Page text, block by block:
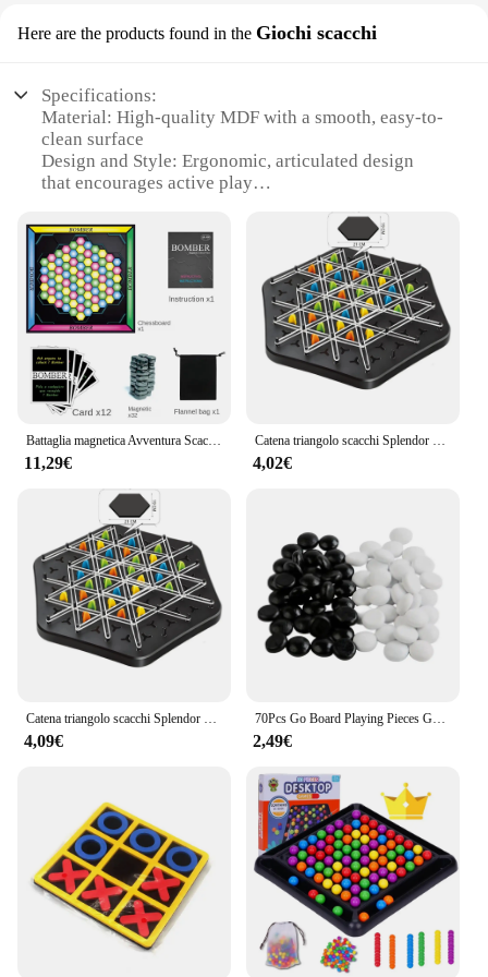
Here are the products found in the Giochi scacchi
Specifications:
Material: High-quality MDF with a smooth, easy-to-
clean surface
Design and Style: Ergonomic, articulated design
that encourages active play
other board games
Performance and Property: Durable construction
withstands rigorous play
Parts and Accessories: Includes a set of chess pieces
and a storage compartment
Applicable People: Designed for children aged 3-12
years
Features:
|Articulated Children S Table|Wholesale|Vendors|
**Engaging and Educational Playtime**
The Articulated Children's Table Giochi Scacchi is a
must-have for any child's playroom. This innovative
table is not just a place for children to play, but also
a tool for developing their cognitive skills. The
articulated design allows for a dynamic playing
experience, as the table can be adjusted to various
heights, promoting interactive play and
encouraging children to stand or sit comfortably
while engaging in games like chess or checkers. The
frustration.
**Durable and Convenient**
Crafted from high-quality MDF, this table is built to
withstand the rigors of childhood play. Its robust
construction ensures that it can withstand the bumps
and knocks that come with active play, making it a
reliable addition to any family's game collection.
The inclusion of a storage compartment means that
pieces are always within reach, and the table can be
easily cleaned, maintaining its pristine condition.
The Articulated Children's Table Giochi Scacchi is
Battaglia magnetica Avventura Scacchi Divertimento Scacchi a induzione magnetica Effetto per bambini Scacchi Gioco da tavolo Giocattolo interattivo genitore-figlio
11,29€
Catena triangolo scacchi Splendor Duel gioco da tavolo gioco di strategia per bambini e adulti divertente gioco di famiglia logica scacchi Track Tables Game
4,02€
Catena triangolo scacchi Splendor Duel gioco da tavolo gioco di strategia per bambini e adulti divertente gioco di famiglia logica scacchi Track Tables Game
4,09€
70Pcs Go Board Playing Pieces Go Chess Game Stones per giochi da tavolo di strategia classica Go Board Game Weiqi Gobang Go Games
2,49€